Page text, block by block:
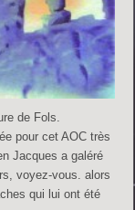
de Fols.
pour cet AOC très
Jacques a galéré
voyez-vous. alors
qui lui ont été